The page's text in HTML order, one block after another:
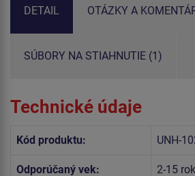
DETAIL OTÁZKY A
SÚBORY NA STIAHNUTIE (1)
Technické údaje
Kód produktu: UNH-
Odporúčaný vek: 2-15